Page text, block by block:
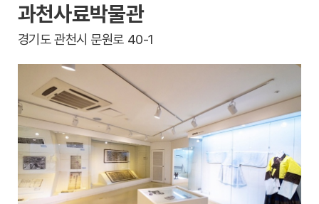
과천사료박물관
경기도 관천시 문원로 40-1